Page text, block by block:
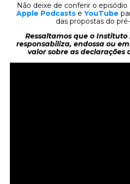
Não deixe de conferir o
Apple Podcastse YouTube
das propostas do
Ressaltamos que o Instituto
responsabiliza, endossa ou
valor sobre as declarações